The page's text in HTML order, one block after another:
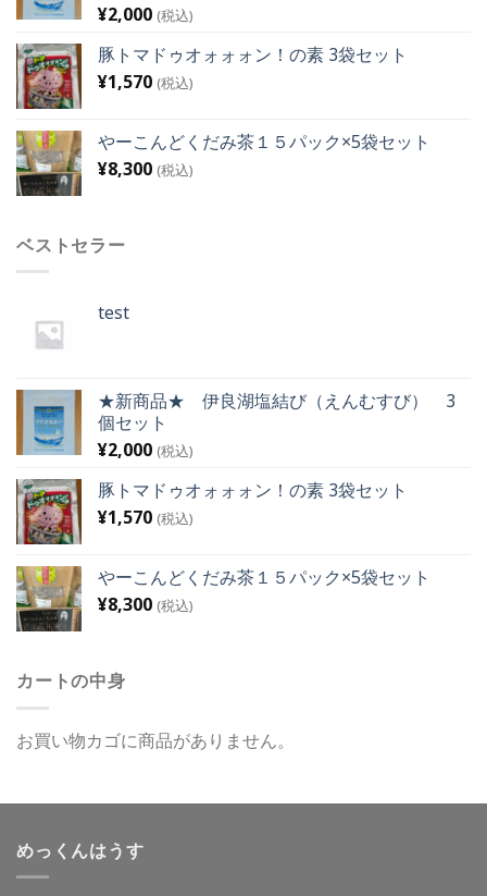
¥2,000 (税込)
豚トマドゥオォォォン！の素 3袋セット
¥1,570 (税込)
やーこんどくだみ茶１５パック×5袋セット
¥8,300 (税込)
ベストセラー
test
★新商品★ 伊良湖塩結び（えんむすび） 3
個セット
¥2,000 (税込)
豚トマドゥオォォォン！の素 3袋セット
¥1,570 (税込)
やーこんどくだみ茶１５パック×5袋セット
¥8,300 (税込)
カートの中身
お買い物カゴに商品がありません。
めっくんはうす